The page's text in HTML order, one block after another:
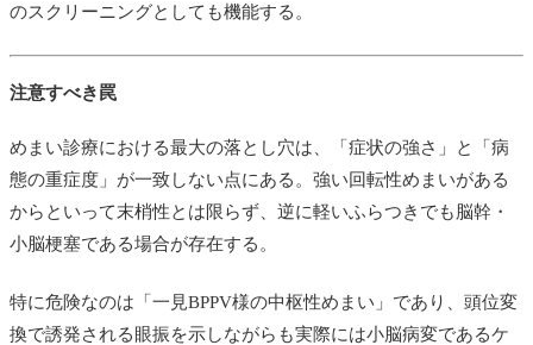
のスクリーニングとしても機能する。
注意すべき罠
めまい診療における最大の落とし穴は、「症状の強さ」と「病
態の重症度」が一致しない点にある。強い回転性めまいがある
からといって末梢性とは限らず、逆に軽いふらつきでも脳幹・
小脳梗塞である場合が存在する。
特に危険なのは「一見BPPV様の中枢性めまい」であり、頭位変
換で誘発される眼振を示しながらも実際には小脳病変であるケ